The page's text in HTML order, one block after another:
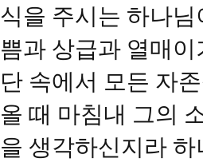
식을 주시는 하나
쁨과 상급과 열매
단 속에서 모든 자
올 때 마침내 그의
을 생각하신지라